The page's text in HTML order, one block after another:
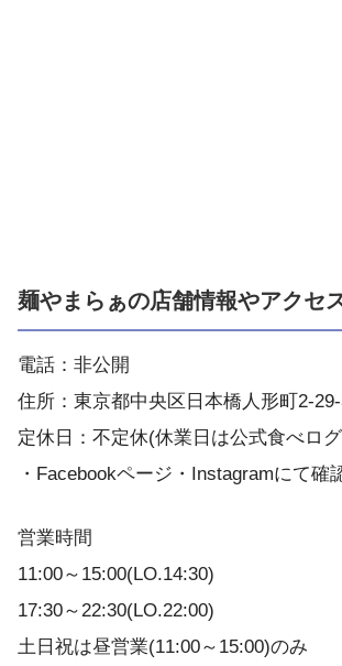
麺やまらぁの店舗情報やアクセ
電話：非公開
住所：東京都中央区日本橋人形町2-
定休日：不定休(休業日は公式食べロ
・Facebookページ・Instagramにて確
営業時間
11:00～15:00(LO.14:30)
17:30～22:30(LO.22:00)
土日祝は昼営業(11:00～15:00)のみ